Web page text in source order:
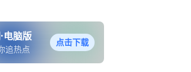
电脑版
追热点
点击下载